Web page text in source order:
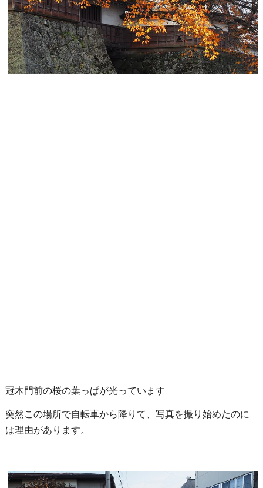
冠木門前の桜の葉っぱが光っています
突然この場所で自転車から降りて、写真を撮り始めたのに
は理由があります。